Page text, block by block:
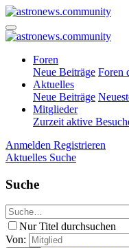
Foren
Neue Beiträge Foren
Aktuelles
Neue Beiträge
Mitglieder
Zurzeit aktive
Anmelden Registrieren
Aktuelles Suche
Suche
Nur Titel durchsuchen
Von: